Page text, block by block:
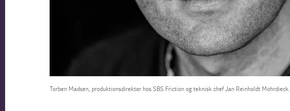
Torben Madsen, produktionsdirektør hos SBS Friction og teknisk chef Jan Reinholdt Mohrdieck.